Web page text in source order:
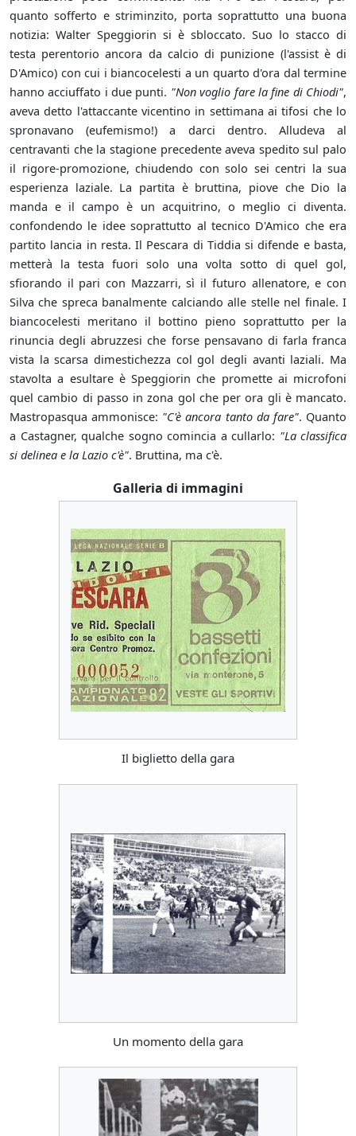
quanto sofferto e striminzito, porta soprattutto una buona
notizia: Walter Speggiorin si è sbloccato. Suo lo stacco di
testa perentorio ancora da calcio di punizione (l'assist è di
D'Amico) con cui i biancocelesti a un quarto d'ora dal termine
hanno acciuffato i due punti. "Non voglio fare la fine di Chiodi",
aveva detto l'attaccante vicentino in settimana ai tifosi che lo
spronavano (eufemismo!) a darci dentro. Alludeva al
centravanti che la stagione precedente aveva spedito sul palo
il rigore-promozione, chiudendo con solo sei centri la sua
esperienza laziale. La partita è bruttina, piove che Dio la
manda e il campo è un acquitrino, o meglio ci diventa.
confondendo le idee soprattutto al tecnico D'Amico che era
partito lancia in resta. Il Pescara di Tiddia si difende e basta,
metterà la testa fuori solo una volta sotto di quel gol,
sfiorando il pari con Mazzarri, sì il futuro allenatore, e con
Silva che spreca banalmente calciando alle stelle nel finale. I
biancocelesti meritano il bottino pieno soprattutto per la
rinuncia degli abruzzesi che forse pensavano di farla franca
vista la scarsa dimestichezza col gol degli avanti laziali. Ma
stavolta a esultare è Speggiorin che promette ai microfoni
quel cambio di passo in zona gol che per ora gli è mancato.
Mastropasqua ammonisce: "C'è ancora tanto da fare". Quanto
a Castagner, qualche sogno comincia a cullarlo: "La classifica
si delinea e la Lazio c'è". Bruttina, ma c'è.
Galleria di immagini
Il biglietto della gara
Un momento della gara